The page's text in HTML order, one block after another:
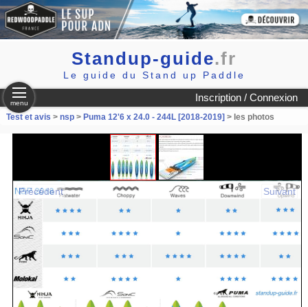
Standup-guide.fr
Le guide du Stand up Paddle
Inscription / Connexion
menu
Test et avis > nsp> Puma 12'6 x 24.0 - 244L [2018-2019] > les photos
Précédent Suivant